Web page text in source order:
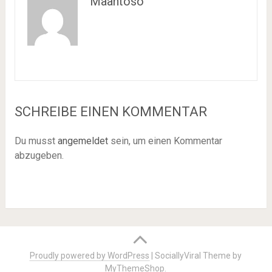
SCHREIBE EINEN KOMMENTAR
Du musst angemeldetsein, um einen Kommentar
abzugeben.
Proudly powered by WordPress |SociallyViral Theme by
MyThemeShop